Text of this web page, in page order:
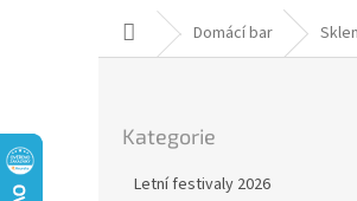
Domů Domácí bar
kategorie
Kategorie
Letní festivaly 2026